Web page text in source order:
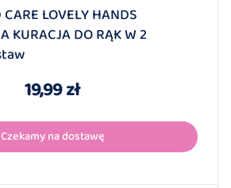
LOVELY HANDS
KURACJA DO RĄK W 2
19,99 zł
Czekamy na dostawę